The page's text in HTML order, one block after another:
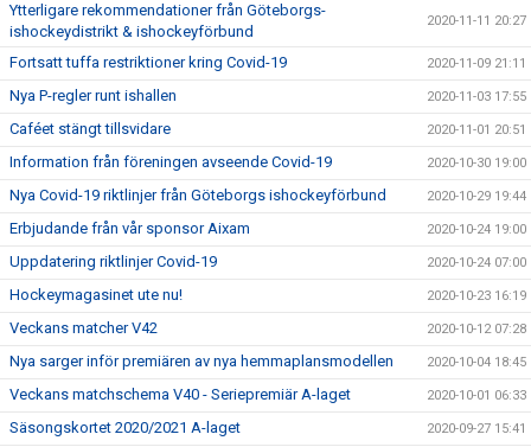
Ytterligare rekommendationer från Göteborgs-
ishockeydistrikt & ishockeyförbund
2020-11-11 20:27
Fortsatt tuffa restriktioner kring Covid-19 2020-11-09 21:11
Nya P-regler runt ishallen 2020-11-03 17:55
Caféet stängt tillsvidare 2020-11-01 20:51
Information från föreningen avseende Covid-19 2020-10-30 19:00
Nya Covid-19 riktlinjer från Göteborgs ishockeyförbund 2020-10-29 19:44
Erbjudande från vår sponsor Aixam 2020-10-24 19:00
Uppdatering riktlinjer Covid-19 2020-10-24 07:00
Hockeymagasinet ute nu! 2020-10-23 16:19
Veckans matcher V42 2020-10-12 07:28
Nya sarger inför premiären av nya hemmaplansmodellen 2020-10-04 18:45
Veckans matchschema V40 - Seriepremiär A-laget 2020-10-01 06:33
Säsongskortet 2020/2021 A-laget 2020-09-27 15:41